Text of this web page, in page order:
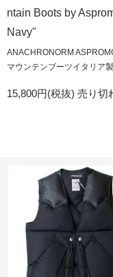
ntain Boots by
Navy"
ANACHRONORM
マウンテンブーツイタリア製
15,800円(税抜) 売り切